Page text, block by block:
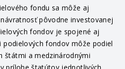
fondu sa môže aj
pôvodne investovanej
fondov je spojené aj
podielových fondov môže podiel
štátmi a medzinárodnými